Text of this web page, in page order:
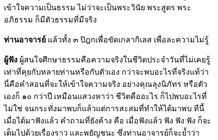
เข้าใจความเป็นธรรม ไม่ว่าจะเป็นพระวินัย พระสูตร พระ
อภิธรรม ก็มีตัวธรรมที่มีจริง
ท่านอาจารย์ แล้วทั้ง ๓ ปิฎกเพื่อขัดเกลากิเลส เพื่อละความไม่รู้
ผู้ฟัง ผู้สนใจศึกษาธรรมคือความจริงในชีวิตประจำวันที่ไม่เคยรู้
เท่าที่คุยกับหลายท่านหรือกับตัวเอง กว่าจะพบอะไรที่จริงแท้ว่า
นี่คือคำสอนที่จะให้เข้าใจความจริง อย่างคุณลุงนิภัทร หรือตัว
เองก็ ๑๐ กว่าปี เหมือนแสวงหาว่า ชีวิตคืออะไร ก็ไปพบอะไรที่
ไม่ใช่ จนกระทั่งมาพบก็แล้วแต่การสะสมที่ทำให้ได้มาพบ ทีนี้
เมื่อได้มาฟังแล้ว คำถามที่ยังค้าง คือ เมื่อฟังแล้ว ฟัง ฟัง ฟัง ก็จะ
เต็มไปด้วยเรื่องราว และพยัญชนะ ซึ่งท่านอาจารย์ก็จะย้ำว่า